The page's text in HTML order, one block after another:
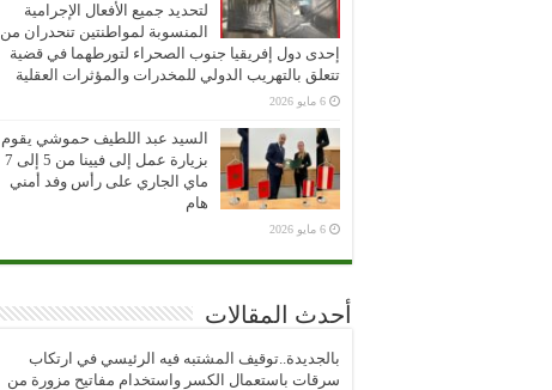
لتحديد جميع الأفعال الإجرامية
المنسوبة لمواطنتين تنحدران من
إحدى دول إفريقيا جنوب الصحراء لتورطهما في قضية
تتعلق بالتهريب الدولي للمخدرات والمؤثرات العقلية
6 مايو 2026
السيد عبد اللطيف حموشي يقوم
بزيارة عمل إلى فيينا من 5 إلى 7
ماي الجاري على رأس وفد أمني
هام
6 مايو 2026
أحدث المقالات
بالجديدة..توقيف المشتبه فيه الرئيسي في ارتكاب
سرقات باستعمال الكسر واستخدام مفاتيح مزورة من